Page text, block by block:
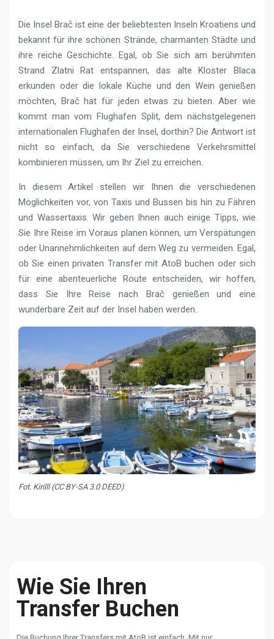
Die Insel Brač ist eine der beliebtesten Inseln Kroatiens und
bekannt für ihre schönen Strände, charmanten Städte und
ihre reiche Geschichte. Egal, ob Sie sich am berühmten
Strand Zlatni Rat entspannen, das alte Kloster Blaca
erkunden oder die lokale Küche und den Wein genießen
möchten, Brač hat für jeden etwas zu bieten. Aber wie
kommt man vom Flughafen Split, dem nächstgelegenen
internationalen Flughafen der Insel, dorthin? Die Antwort ist
nicht so einfach, da Sie verschiedene Verkehrsmittel
kombinieren müssen, um Ihr Ziel zu erreichen.
In diesem Artikel stellen wir Ihnen die verschiedenen
Möglichkeiten vor, von Taxis und Bussen bis hin zu Fähren
und Wassertaxis. Wir geben Ihnen auch einige Tipps, wie
Sie Ihre Reise im Voraus planen können, um Verspätungen
oder Unannehmlichkeiten auf dem Weg zu vermeiden. Egal,
ob Sie einen privaten Transfer mit AtoB buchen oder sich
für eine abenteuerliche Route entscheiden, wir hoffen,
dass Sie Ihre Reise nach Brač genießen und eine
wunderbare Zeit auf der Insel haben werden.
Fot. Kirilll (CC BY-SA 3.0 DEED)
Wie Sie Ihren
Transfer Buchen